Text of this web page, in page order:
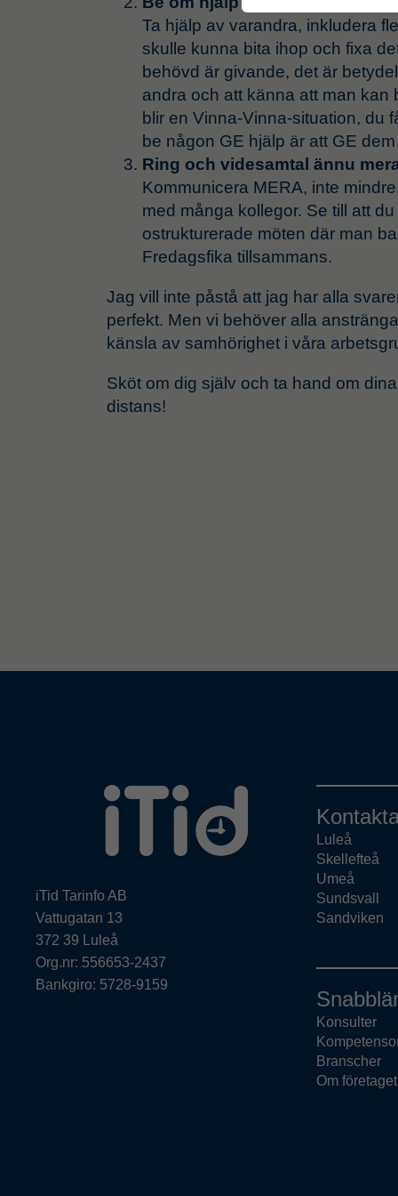
Ta hjälp av varandra, inkludera
skulle kunna bita ihop och fixa
behövd är givande, det är
andra och att känna att man kan
blir en Vinna-Vinna-situation, du
be någon GE hjälp är att GE
Ring och videsamtal ännu
Kommunicera MERA, inte
med många kollegor. Se till att
ostrukturerade möten där man
Fredagsfika tillsammans.
Jag vill inte påstå att jag har alla
perfekt. Men vi behöver alla
känsla av samhörighet i våra
Sköt om dig själv och ta hand om
distans!
iTid Tarinfo AB
Vattugatan 13
372 39 Luleå
Org.nr: 556653-2437
Bankgiro: 5728-9159
Luleå
Skellefteå
Umeå
Sundsvall
Sandviken
Konsulter
Branscher
Om företaget